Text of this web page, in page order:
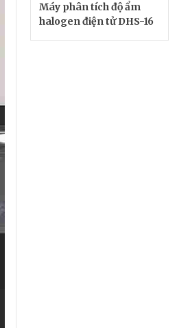
Máy phân tích độ ẩm
halogen điện tử DHS-16